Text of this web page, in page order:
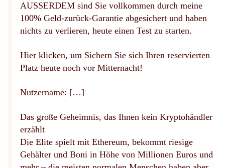
AUSSERDEM sind Sie vollkommen durch meine
100% Geld-zurück-Garantie abgesichert und haben
nichts zu verlieren, heute einen Test zu starten.
Hier klicken, um Sichern Sie sich Ihren reservierten
Platz heute noch vor Mitternacht!
Nutzername: […]
Das große Geheimnis, das Ihnen kein Kryptohändler
erzählt
Die Elite spielt mit Ethereum, bekommt riesige
Gehälter und Boni in Höhe von Millionen Euros und